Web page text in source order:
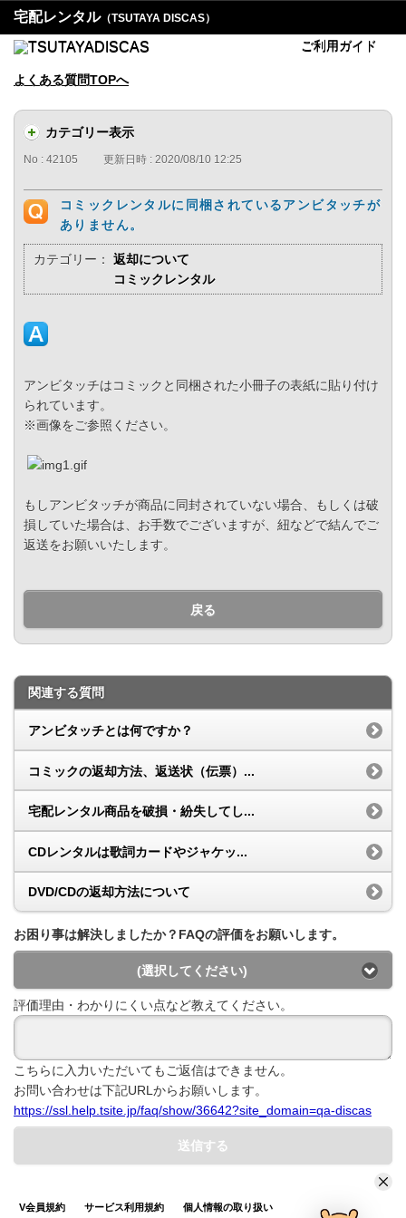
宅配レンタル（TSUTAYA DISCAS）
ご利用ガイド
よくある質問TOPへ
カテゴリー表示
No : 42105 更新日時 : 2020/08/10 12:25
コミックレンタルに同梱されているアンビタッチが
ありません。
カテゴリー：
返却について
コミックレンタル
アンビタッチはコミックと同梱された小冊子の表紙に貼り付け
られています。
※画像をご参照ください。
もしアンビタッチが商品に同封されていない場合、もしくは破
損していた場合は、お手数でございますが、紐などで結んでご
返送をお願いいたします。
戻る
関連する質問
アンビタッチとは何ですか？
コミックの返却方法、返送状（伝票）...
宅配レンタル商品を破損・紛失してし...
CDレンタルは歌詞カードやジャケッ...
DVD/CDの返却方法について
お困り事は解決しましたか？FAQの評価をお願いします。
(選択してください)
評価理由・わかりにくい点など教えてください。
こちらに入力いただいてもご返信はできません。
お問い合わせは下記URLからお願いします。
https://ssl.help.tsite.jp/faq/show/36642?site_domain=qa-discas
送信する
V会員規約 サービス利用規約 個人情報の取り扱い